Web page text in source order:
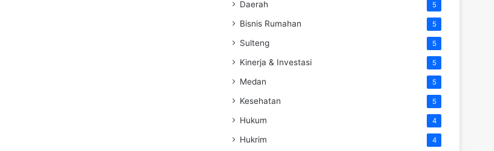
Daerah 5
Bisnis Rumahan 5
Sulteng 5
Kinerja & Investasi 5
Medan 5
Kesehatan 5
Hukum 4
Hukrim 4